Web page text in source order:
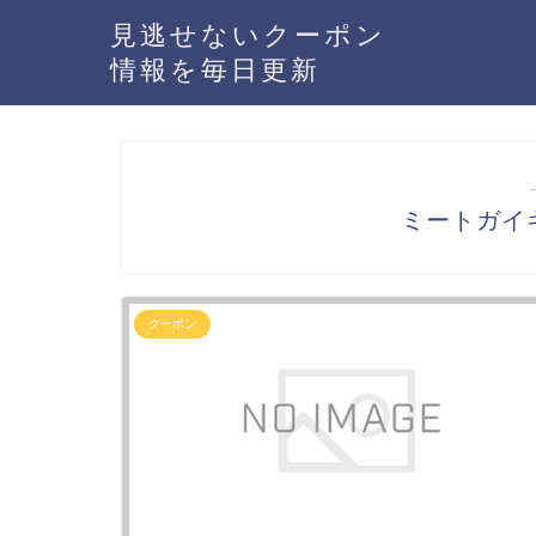
見逃せないクーポン
情報を毎日更新
ミートガ
クーポン